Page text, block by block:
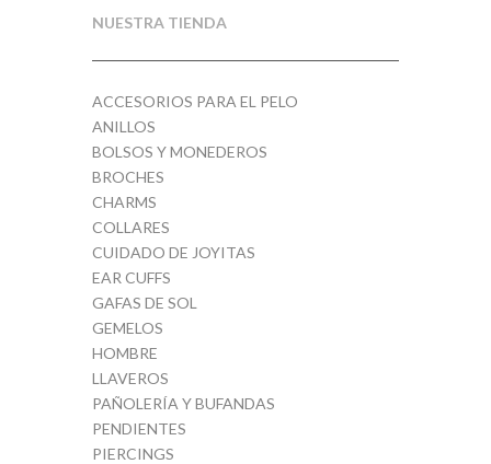
NUESTRA TIENDA
ACCESORIOS PARA EL PELO
ANILLOS
BOLSOS Y MONEDEROS
BROCHES
CHARMS
COLLARES
CUIDADO DE JOYITAS
EAR CUFFS
GAFAS DE SOL
GEMELOS
HOMBRE
LLAVEROS
PAÑOLERÍA Y BUFANDAS
PENDIENTES
PIERCINGS